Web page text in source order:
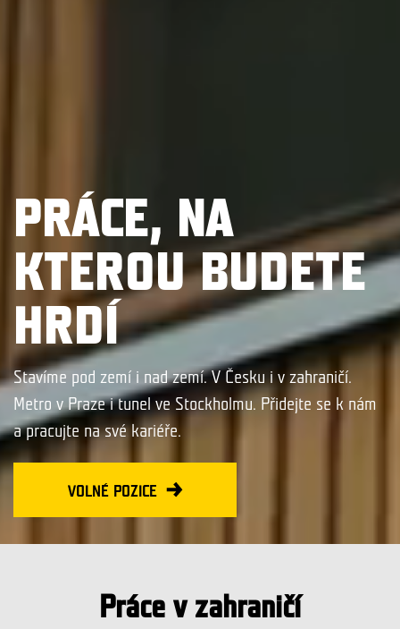
PRÁCE, NA
KTEROU BUDETE
HRDÍ
Stavíme pod zemí i nad zemí. V Česku i v zahraničí.
Metro v Praze i tunel ve Stockholmu. Přidejte se k nám
a pracujte na své kariéře.
VOLNÉ POZICE
Práce v zahraničí